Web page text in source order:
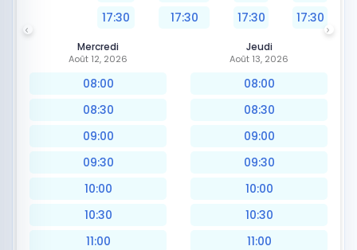
17:30
17:30
17:30
17:30
Mercredi
Août 12, 2026
08:00
08:30
09:00
09:30
10:00
10:30
11:00
Jeudi
Août 13, 2026
08:00
08:30
09:00
09:30
10:00
10:30
11:00